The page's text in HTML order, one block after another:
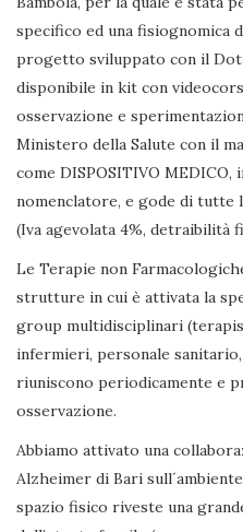
specifico ed una fisiognomica
progetto sviluppato con il
disponibile in kit con
osservazione e
Ministero della Salute con il
come DISPOSITIVO
nomenclatore, e gode di tutte
(Iva agevolata 4%, detraibilità
Le Terapie non
strutture in cui è attivata la
group multidisciplinari
infermieri, personale
riuniscono periodicamente e
osservazione.
Abbiamo attivato una
Alzheimer di Bari
spazio fisico riveste una